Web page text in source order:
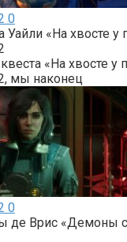
0
«На хвосте у
«На хвосте у
мы наконец
0
де Врис «Демоны